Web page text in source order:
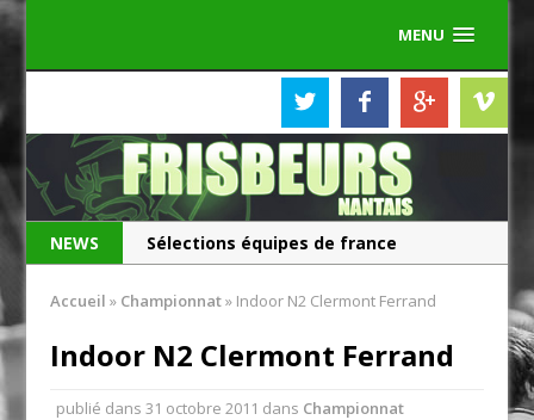
MENU
NEWS
Sélections équipes de france
Accueil » Championnat» Indoor N2 Clermont Ferrand
Indoor N2 Clermont Ferrand
publié dans31 octobre 2011 dans Championnat